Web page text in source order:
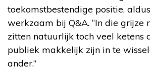
toekomstbestendige positie,
werkzaam bij Q&A. “In die grijze
zitten natuurlijk toch veel ketens
publiek makkelijk zijn in te
ander.”